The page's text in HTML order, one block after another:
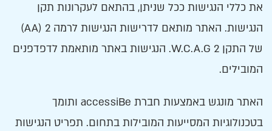
את כללי הנגישות ככל שניתן, בהתאם לעקרונות תקן
הנגישות. האתר מותאם לדרישות הנגישות לרמה 2 (AA)
של התקן W.C.A.G 2. הנגישות באתר מותאמת לדפדפנים
המובילים.
האתר מונגש באמצעות חברת accessiBe ותומך
בטכנולוגיות המסייעות המובילות בתחום. תפריט הנגישות